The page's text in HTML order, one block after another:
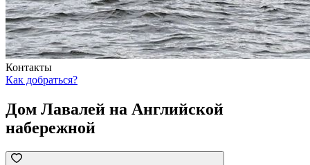
Контакты
Как добраться?
Дом Лавалей на Английской
набережной